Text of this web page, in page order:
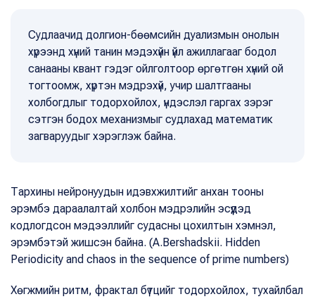
Судлаачид долгион-бөөмсийн дуализмын онолын
хүрээнд хүний танин мэдэхүйн үйл ажиллагааг бодол
санааны квант гэдэг ойлголтоор өргөтгөн хүний ой
тогтоомж, хүртэн мэдрэхүй, учир шалтгааны
холбогдлыг тодорхойлох, үндэслэл гаргах зэрэг
сэтгэн бодох механизмыг судлахад математик
загваруудыг хэрэглэж байна.
Тархины нейронуудын идэвхжилтийг анхан тооны
эрэмбэ дараалалтай холбон мэдрэлийн эсүүдэд
кодлогдсон мэдээллийг судасны цохилтын хэмнэл,
эрэмбэтэй жишсэн байна. (A.Bershadskii. Hidden
Periodicity and chaos in the sequence of prime numbers)
Хөгжмийн ритм, фрактал бүтцийг тодорхойлох, тухайлбал